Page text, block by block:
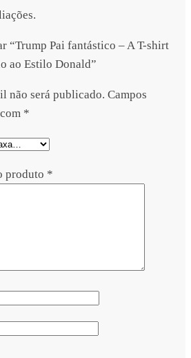
“Trump Pai fantástico – A T-shirt
ao Estilo Donald”
não será publicado. Campos
*
produto *